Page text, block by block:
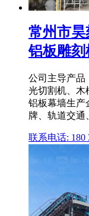
常州市
铝板雕刻
公司主导产品
光切割机、木
铝板幕墙生产
牌、轨道交通
联系电话: 180